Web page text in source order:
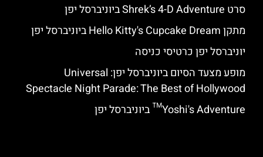
סרט Shrek’s 4-D Adventure ביוניברסל יפן
מתקן Hello Kitty's Cupcake Dream ביוניברסל יפן
יוניברסל יפן כרטיסי כניסה
מופע מצעד הסיום ביוניברסל יפן: Universal
Spectacle Night Parade: The Best of Hollywood
Yoshi's Adventure™ ביוניברסל יפן